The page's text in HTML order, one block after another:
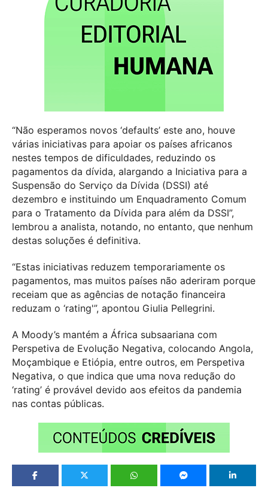
“Não esperamos novos ‘defaults’ este ano, houve
várias iniciativas para apoiar os países africanos
nestes tempos de dificuldades, reduzindo os
pagamentos da dívida, alargando a Iniciativa para a
Suspensão do Serviço da Dívida (DSSI) até
dezembro e instituindo um Enquadramento Comum
para o Tratamento da Dívida para além da DSSI”,
lembrou a analista, notando, no entanto, que nenhum
destas soluções é definitiva.
“Estas iniciativas reduzem temporariamente os
pagamentos, mas muitos países não aderiram porque
receiam que as agências de notação financeira
reduzam o ‘rating'”, apontou Giulia Pellegrini.
A Moody’s mantém a África subsaariana com
Perspetiva de Evolução Negativa, colocando Angola,
Moçambique e Etiópia, entre outros, em Perspetiva
Negativa, o que indica que uma nova redução do
‘rating’ é provável devido aos efeitos da pandemia
nas contas públicas.